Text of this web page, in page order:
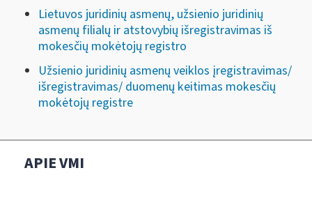
Lietuvos juridinių asmenų, užsienio juridinių
asmenų filialų ir atstovybių išregistravimas iš
mokesčių mokėtojų registro
Užsienio juridinių asmenų veiklos įregistravimas/
išregistravimas/ duomenų keitimas mokesčių
mokėtojų registre
APIE VMI